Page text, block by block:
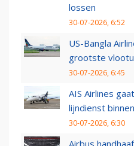
lossen
30-07-2026, 6:52
US-Bangla
grootste
30-07-2026, 6:45
AIS Airlines
lijndienst
30-07-2026, 6:30